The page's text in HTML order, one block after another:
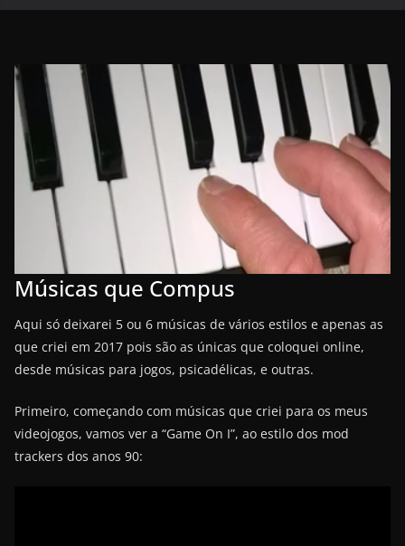
Músicas que Compus
Aqui só deixarei 5 ou 6 músicas de vários estilos e apenas as
que criei em 2017 pois são as únicas que coloquei online,
desde músicas para jogos, psicadélicas, e outras.
Primeiro, começando com músicas que criei para os meus
videojogos, vamos ver a “Game On I”, ao estilo dos mod
trackers dos anos 90: